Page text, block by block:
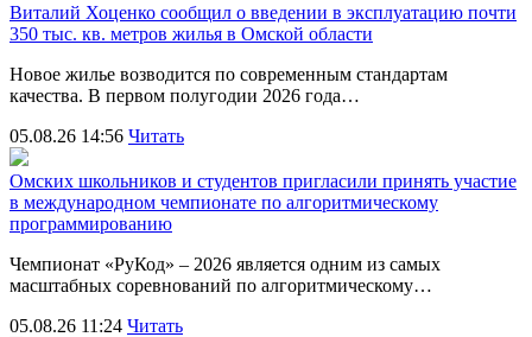
Виталий Хоценко сообщил о введении в эксплуатацию почти
350 тыс. кв. метров жилья в Омской области
Новое жилье возводится по современным стандартам
качества. В первом полугодии 2026 года…
05.08.26 14:56 Читать
Омских школьников и студентов пригласили принять участие
в международном чемпионате по алгоритмическому
программированию
Чемпионат «РуКод» – 2026 является одним из самых
масштабных соревнований по алгоритмическому…
05.08.26 11:24 Читать